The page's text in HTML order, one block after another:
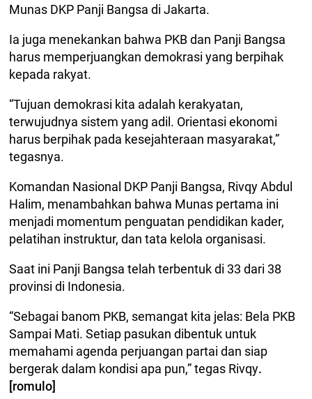
Munas DKP Panji Bangsa di Jakarta.
Ia juga menekankan bahwa PKB dan Panji Bangsa
harus memperjuangkan demokrasi yang berpihak
kepada rakyat.
“Tujuan demokrasi kita adalah kerakyatan,
terwujudnya sistem yang adil. Orientasi ekonomi
harus berpihak pada kesejahteraan masyarakat,”
tegasnya.
Komandan Nasional DKP Panji Bangsa, Rivqy Abdul
Halim, menambahkan bahwa Munas pertama ini
menjadi momentum penguatan pendidikan kader,
pelatihan instruktur, dan tata kelola organisasi.
Saat ini Panji Bangsa telah terbentuk di 33 dari 38
provinsi di Indonesia.
“Sebagai banom PKB, semangat kita jelas: Bela PKB
Sampai Mati. Setiap pasukan dibentuk untuk
memahami agenda perjuangan partai dan siap
bergerak dalam kondisi apa pun,” tegas Rivqy.
[romulo]